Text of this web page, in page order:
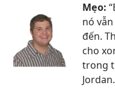
Mẹo:
nó
đến.
cho
trong
Jordan.